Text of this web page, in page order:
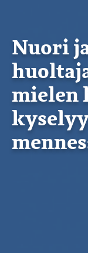
Nuori
mielen